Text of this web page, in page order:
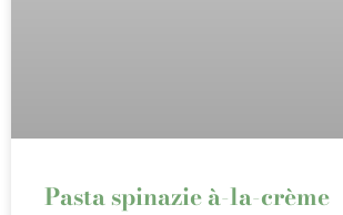
Pasta spinazie à-la-crème